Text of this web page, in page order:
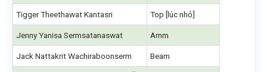
Tigger Theethawat Kantasri Top [lúc nhỏ]
Jenny Yanisa Sermsatanaswat Amm
Jack Nattakrit Wachiraboonserm Beam